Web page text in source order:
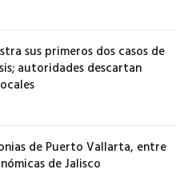
sus primeros dos casos de
autoridades descartan
de Puerto Vallarta, entre
de Jalisco